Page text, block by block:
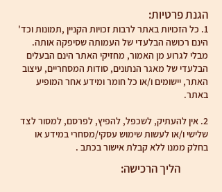
הגנת פרטיות:
1. כל הזכויות באתר לרבות זכויות הקניין ,תמונות וכד'
הינם רכושה הבלעדי של העמותה שסיפקה אותה.
מבלי לגרוע מן האמור, מחזיקי האתר הינם הבעלים
הבלעדי של מאגר הנתונים, סודות המסחריים, עיצוב
האתר, יישומים ו/או כל חומר ומידע אחר המופיע
באתר.
2. אין להעתיק, לשכפל, להפיץ, לפרסם, למסור לצד
שלישי ו/או לעשות שימוש עסקי/מסחרי במידע או
בחלק ממנו ללא קבלת אישור בכתב .
הליך הרכישה: